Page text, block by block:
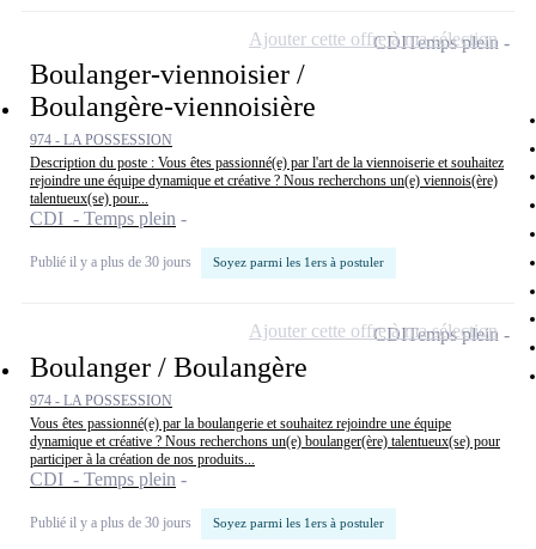
Boulanger-viennoisier /
Boulangère-viennoisière
974 - LA POSSESSION
Description du poste : Vous êtes passionné(e) par l'art de la viennoiserie et souhaitez
rejoindre une équipe dynamique et créative ? Nous recherchons un(e) viennois(ère)
talentueux(se) pour...
CDI - Temps plein
Publié il y a plus de 30 jours Soyez parmi les 1ers à postuler
CDITemps plein
Ajouter cette offre à ma sélection
Boulanger / Boulangère
974 - LA POSSESSION
Vous êtes passionné(e) par la boulangerie et souhaitez rejoindre une équipe
dynamique et créative ? Nous recherchons un(e) boulanger(ère) talentueux(se) pour
participer à la création de nos produits...
CDI - Temps plein
Publié il y a plus de 30 jours Soyez parmi les 1ers à postuler
CDITemps plein
Ajouter cette offre à ma sélection